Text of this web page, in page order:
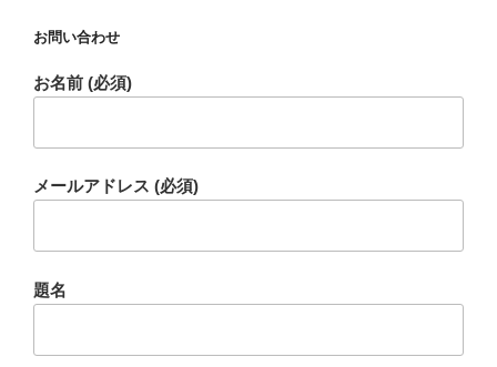
お問い合わせ
お名前 (必須)
メールアドレス (必須)
題名